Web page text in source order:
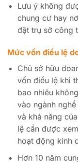
Lưu ý không
chung cư hay
đặt trụ sở công
Mức vốn điều lệ
Chủ sở hữu
vốn điều lệ khi
bao nhiêu
vào ngành
và khả năng
lệ cần được
hoạt động kinh
Hơn 10 năm